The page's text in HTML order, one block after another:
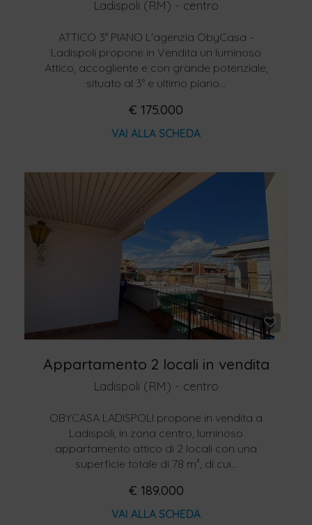
Ladispoli (RM) - centro
ATTICO 3° PIANO L'agenzia ObyCasa -
Ladispoli propone in Vendita un luminoso
Attico, accogliente e con grande potenziale,
situato al 3° e ultimo piano...
€ 175.000
VAI ALLA SCHEDA
Appartamento 2 locali in vendita
Ladispoli (RM) - centro
OBYCASA LADISPOLI propone in vendita a
Ladispoli, in zona centro, luminoso
appartamento attico di 2 locali con una
superficie totale di 78 m², di cui...
€ 189.000
VAI ALLA SCHEDA